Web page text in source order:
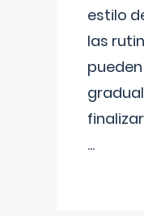
estilo
las
...